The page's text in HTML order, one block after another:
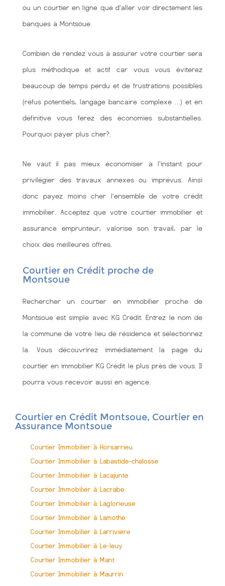
ou un courtier en ligne que d'aller voir directement les
banques à Montsoue.
Combien de rendez vous à assurer votre courtier sera
plus méthodique et actif car vous vous éviterez
beaucoup de temps perdu et de frustrations possibles
(refus potentiels, langage bancaire complexe …) et en
définitive vous ferez des économies substantielles.
Pourquoi payer plus cher?.
Ne vaut il pas mieux économiser à l'instant pour
privilégier des travaux annexes ou imprévus. Ainsi
donc payez moins cher l’ensemble de votre crédit
immobilier. Acceptez que votre courtier immobilier et
assurance emprunteur, valorise son travail, par le
choix des meilleures offres.
Courtier en Crédit proche de
Montsoue
Rechercher un courtier en immobilier proche de
Montsoue est simple avec KG Crédit. Entrez le nom de
la commune de votre lieu de résidence et sélectionnez
la. Vous découvrirez immédiatement la page du
courtier en immobilier KG Crédit le plus près de vous. Il
pourra vous recevoir aussi en agence.
Courtier en Crédit Montsoue, Courtier en
Assurance Montsoue
Courtier Immobilier à Horsarrieu
Courtier Immobilier à Labastide-chalosse
Courtier Immobilier à Lacajunte
Courtier Immobilier à Lacrabe
Courtier Immobilier à Laglorieuse
Courtier Immobilier à Lamothe
Courtier Immobilier à Larriviere
Courtier Immobilier à Le-leuy
Courtier Immobilier à Mant
Courtier Immobilier à Maurrin